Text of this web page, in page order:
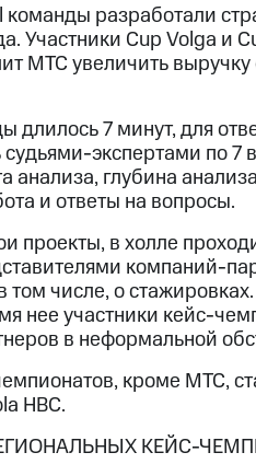
команды разработали
Участники Cup Volga и
МТС увеличить
7 минут, для
экспертами по 7
глубина
и ответы на вопросы.
проекты, в холле
компаний-
числе, о
нее участники кейс-
в неформальной
кроме МТС,
HBC.
КЕЙС-